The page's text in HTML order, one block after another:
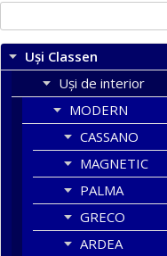
după:
Uși Classen
Uși de interior
MODERN
CASSANO
MAGNETIC
PALMA
GRECO
ARDEA